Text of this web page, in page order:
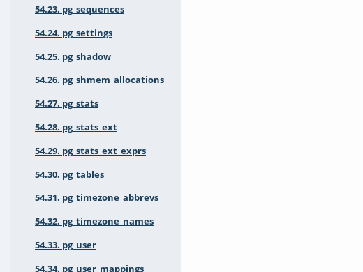
54.23. pg_sequences
54.24. pg_settings
54.25. pg_shadow
54.26. pg_shmem_allocations
54.27. pg_stats
54.28. pg_stats_ext
54.29. pg_stats_ext_exprs
54.30. pg_tables
54.31. pg_timezone_abbrevs
54.32. pg_timezone_names
54.33. pg_user
54.34. pg_user_mappings